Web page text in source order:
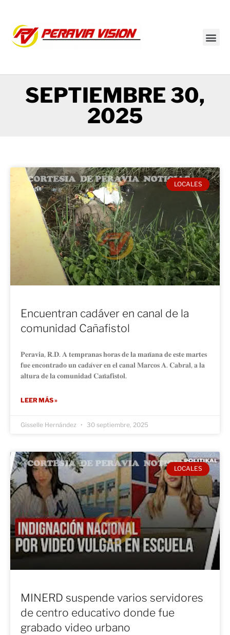
SEPTIEMBRE 30,
2025
LOCALES
Encuentran cadáver en canal de la
comunidad Cañafistol
𝐏𝐞𝐫𝐚𝐯𝐢𝐚, 𝐑.𝐃. 𝐀 𝐭𝐞𝐦𝐩𝐫𝐚𝐧𝐚𝐬 𝐡𝐨𝐫𝐚𝐬 𝐝𝐞 𝐥𝐚 𝐦𝐚𝐧̃𝐚𝐧𝐚 𝐝𝐞 𝐞𝐬𝐭𝐞 𝐦𝐚𝐫𝐭𝐞𝐬
𝐟𝐮𝐞 𝐞𝐧𝐜𝐨𝐧𝐭𝐫𝐚𝐝𝐨 𝐮𝐧 𝐜𝐚𝐝𝐚́𝐯𝐞𝐫 𝐞𝐧 𝐞𝐥 𝐜𝐚𝐧𝐚𝐥 𝐌𝐚𝐫𝐜𝐨𝐬 𝐀. 𝐂𝐚𝐛𝐫𝐚𝐥, 𝐚 𝐥𝐚
𝐚𝐥𝐭𝐮𝐫𝐚 𝐝𝐞 𝐥𝐚 𝐜𝐨𝐦𝐮𝐧𝐢𝐝𝐚𝐝 𝐂𝐚𝐧̃𝐚𝐟𝐢𝐬𝐭𝐨𝐥.
LEER MÁS »
Gisselle Hernández 30 septiembre, 2025
LOCALES
MINERD suspende varios servidores
de centro educativo donde fue
grabado video urbano